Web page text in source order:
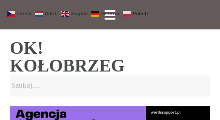
OK!
KOŁOBRZEG
Czech Dutch English German Polish